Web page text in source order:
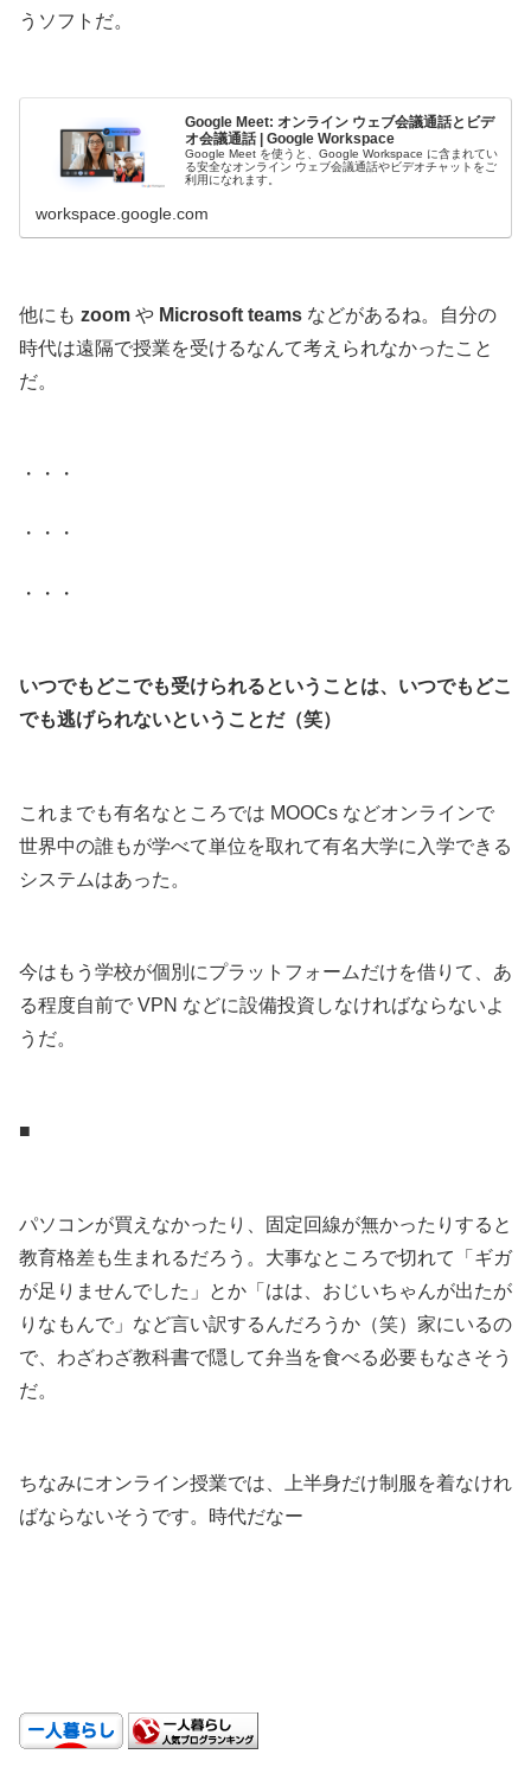
うソフトだ。
Google Meet: オンライン ウェブ会議通話とビデ
オ会議通話 | Google Workspace
Google Meet を使うと、Google Workspace に含まれてい
る安全なオンライン ウェブ会議通話やビデオチャットをご
利用になれます。
workspace.google.com
他にも zoom や Microsoft teams などがあるね。自分の
時代は遠隔で授業を受けるなんて考えられなかったこと
だ。
・・・
・・・
・・・
いつでもどこでも受けられるということは、いつでもどこ
でも逃げられないということだ（笑）
これまでも有名なところでは MOOCs などオンラインで
世界中の誰もが学べて単位を取れて有名大学に入学できる
システムはあった。
今はもう学校が個別にプラットフォームだけを借りて、あ
る程度自前で VPN などに設備投資しなければならないよ
うだ。
■
パソコンが買えなかったり、固定回線が無かったりすると
教育格差も生まれるだろう。大事なところで切れて「ギガ
が足りませんでした」とか「はは、おじいちゃんが出たが
りなもんで」など言い訳するんだろうか（笑）家にいるの
で、わざわざ教科書で隠して弁当を食べる必要もなさそう
だ。
ちなみにオンライン授業では、上半身だけ制服を着なけれ
ばならないそうです。時代だなー